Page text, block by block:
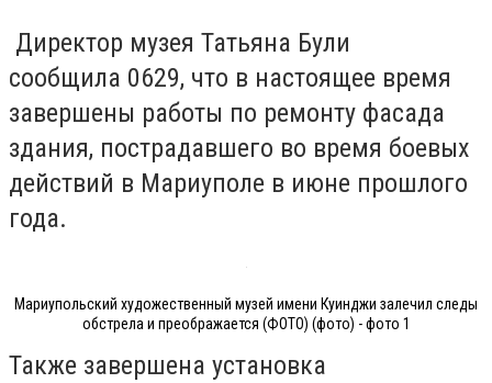
Директор музея Татьяна Були
сообщила 0629, что в настоящее время
завершены работы по ремонту фасада
здания, пострадавшего во время боевых
действий в Мариуполе в июне прошлого
года.
Мариупольский художественный музей имени Куинджи залечил следы
обстрела и преображается (ФОТО) (фото) - фото 1
Также завершена установка